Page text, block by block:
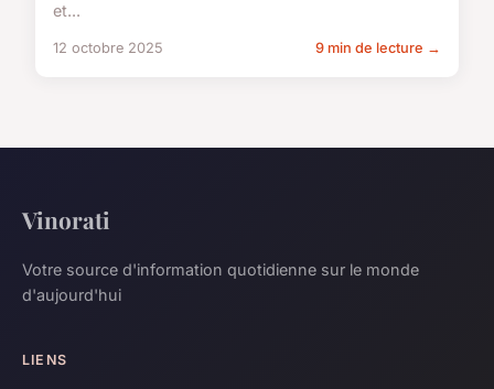
et...
12 octobre 2025 9 min de lecture →
Vinorati
Votre source d'information quotidienne sur le monde
d'aujourd'hui
LIENS